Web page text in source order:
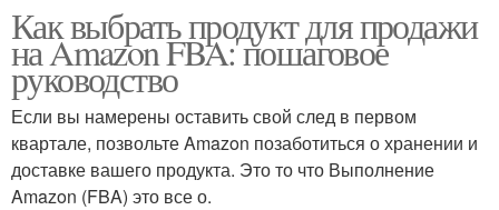
Как выбрать продукт для продажи
на Amazon FBA: пошаговое
руководство
Если вы намерены оставить свой след в первом
квартале, позвольте Amazon позаботиться о хранении и
доставке вашего продукта. Это то что Выполнение
Amazon (FBA) это все о.